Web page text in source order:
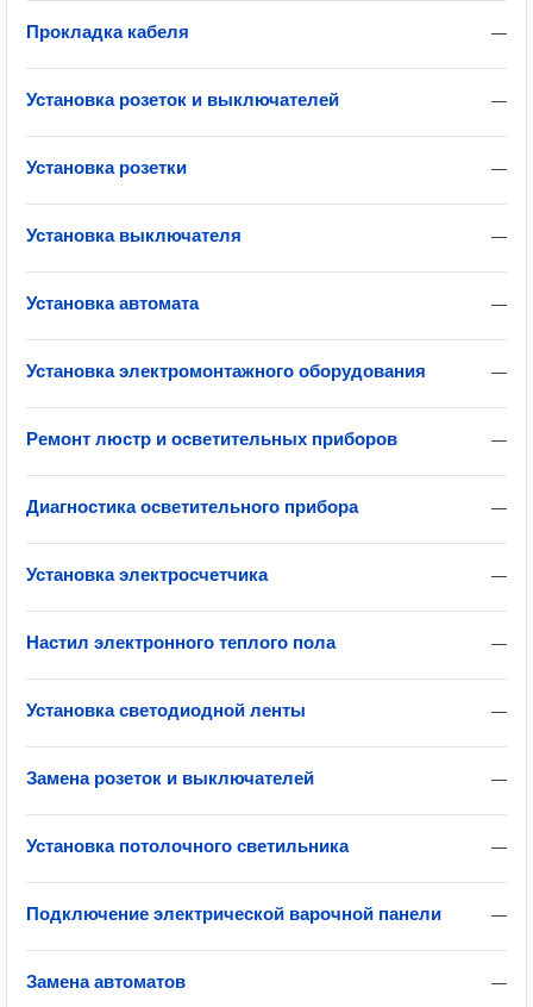
—
Прокладка кабеля
—
Установка розеток и выключателей
—
Установка розетки
—
Установка выключателя
—
Установка автомата
—
Установка электромонтажного оборудования
—
Ремонт люстр и осветительных приборов
—
Диагностика осветительного прибора
—
Установка электросчетчика
—
Настил электронного теплого пола
—
Установка светодиодной ленты
—
Замена розеток и выключателей
—
Установка потолочного светильника
—
Подключение электрической варочной панели
—
Замена автоматов